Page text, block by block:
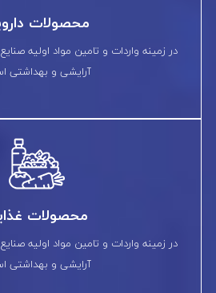
محصولات
در زمینه واردات و تامین مواد اولیه
آرایشی و بهداشتی
محصولات
در زمینه واردات و تامین مواد اولیه
آرایشی و بهداشتی